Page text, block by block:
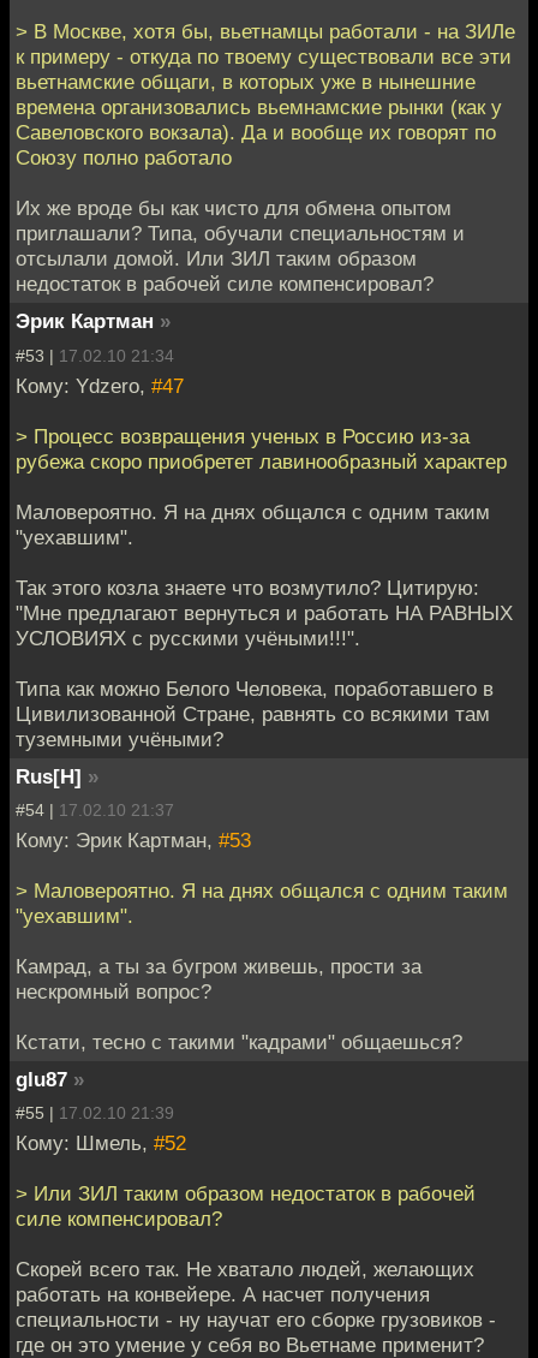
> В Москве, хотя бы, вьетнамцы работали - на ЗИЛе
к примеру - откуда по твоему существовали все эти
вьетнамские общаги, в которых уже в нынешние
времена организовались вьемнамские рынки (как у
Савеловского вокзала). Да и вообще их говорят по
Союзу полно работало
Их же вроде бы как чисто для обмена опытом
приглашали? Типа, обучали специальностям и
отсылали домой. Или ЗИЛ таким образом
недостаток в рабочей силе компенсировал?
Эрик Картман »
#53 | 17.02.10 21:34
Кому: Ydzero, #47
> Процесс возвращения ученых в Россию из-за
рубежа скоро приобретет лавинообразный характер
Маловероятно. Я на днях общался с одним таким
"уехавшим".
Так этого козла знаете что возмутило? Цитирую:
"Мне предлагают вернуться и работать НА РАВНЫХ
УСЛОВИЯХ с русскими учёными!!!".
Типа как можно Белого Человека, поработавшего в
Цивилизованной Стране, равнять со всякими там
туземными учёными?
Rus[H] »
#54 | 17.02.10 21:37
Кому: Эрик Картман, #53
> Маловероятно. Я на днях общался с одним таким
"уехавшим".
Камрад, а ты за бугром живешь, прости за
нескромный вопрос?
Кстати, тесно с такими "кадрами" общаешься?
glu87 »
#55 | 17.02.10 21:39
Кому: Шмель, #52
> Или ЗИЛ таким образом недостаток в рабочей
силе компенсировал?
Скорей всего так. Не хватало людей, желающих
работать на конвейере. А насчет получения
специальности - ну научат его сборке грузовиков -
где он это умение у себя во Вьетнаме применит?